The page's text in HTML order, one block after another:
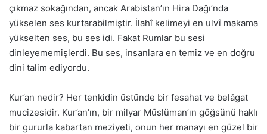
çıkmaz sokağından, ancak Arabistan’ın Hira Dağı’nda
yükselen ses kurtarabilmiştir. İlahî kelimeyi en ulvî makama
yükselten ses, bu ses idi. Fakat Rumlar bu sesi
dinleyememişlerdi. Bu ses, insanlara en temiz ve en doğru
dini talim ediyordu.
Kur’an nedir? Her tenkidin üstünde bir fesahat ve belâgat
mucizesidir. Kur’an’ın, bir milyar Müslüman’ın göğsünü haklı
bir gururla kabartan meziyeti, onun her manayı en güzel bir